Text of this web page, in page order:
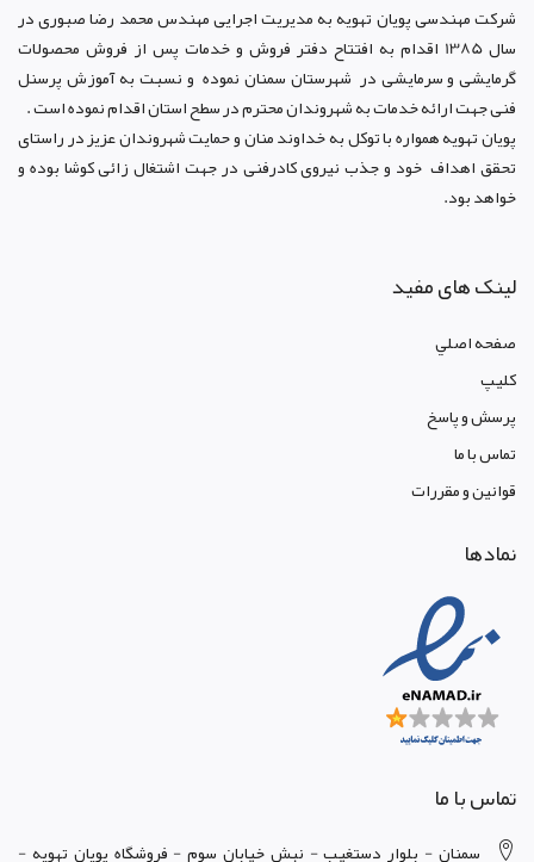
شرکت مهندسی پویان تهویهبه مدیریت اجرایی مهندس محمد رضا صبوری در
سال 1385 اقدام به افتتاح دفتر فروش و خدمات پس از فروش محصولات
گرمایشی و سرمایشی در شهرستان سمنان نموده و نسبت به آموزش پرسنل
فنی جهت ارائه خدمات به شهروندان محترم در سطح استان اقدام نموده است .
پویان تهویه همواره با توکل به خداوند منان و حمایت شهروندان عزیز در راستای
تحقق اهداف خود و جذب نیروی کادرفنی در جهت اشتغال زائی کوشا بوده و
خواهد بود.
لینک های مفید
صفحه اصلي
کليپ
پرسش و پاسخ
تماس با ما
قوانين و مقررات
نمادها
تماس با ما
سمنان - بلوار دستغيب - نبش خيابان سوم - فروشگاه پويان تهويه -